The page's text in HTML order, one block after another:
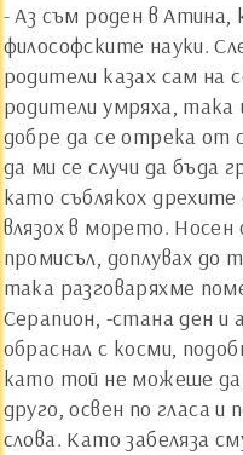
- Аз съм роден в Атина,
философските науки.
родители казах сам на
родители умряха,
добре да се отрека от
да ми се случи да бъда
като съблякох дрехите
влязох в морето.
промисъл, доплувах до
така разговаряхме
Серапион, -стана ден и
обраснал с косми,
като той не можеше да
друго, освен по гласа
слова. Като забеляза